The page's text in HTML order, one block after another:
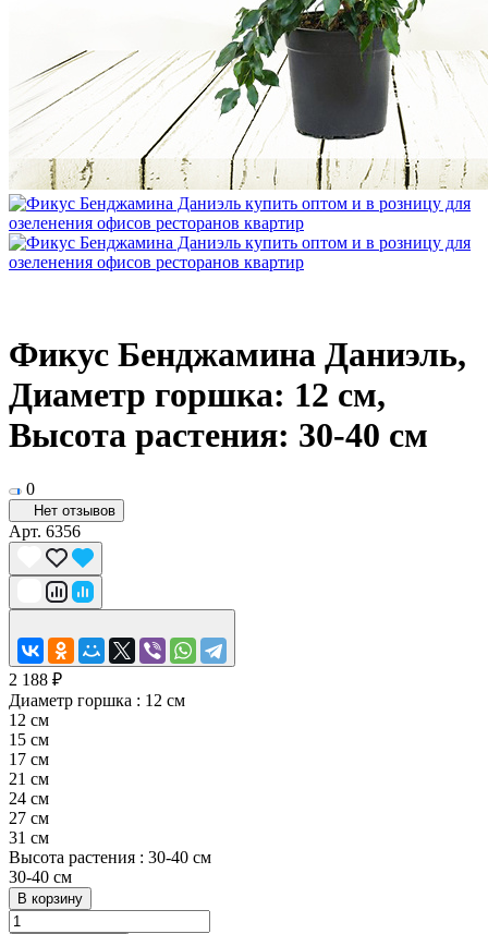
Фикус Бенджамина Даниэль,
Диаметр горшка: 12 см,
Высота растения: 30-40 см
0
Нет отзывов
Арт. 6356
2 188 ₽
Диаметр горшка : 12 см
12 см
15 см
17 см
21 см
24 см
27 см
31 см
Высота растения : 30-40 см
30-40 см
В корзину